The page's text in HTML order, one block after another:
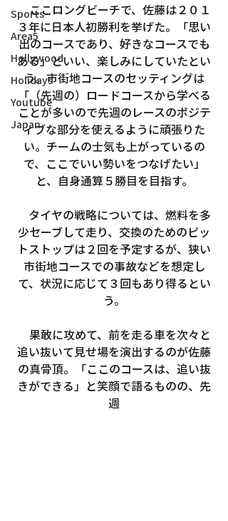
Sports
Area5
Hollywood
Holidays
Youtube
Japan
ここロングビーチで、佐藤は２０１
３年に日本人初勝利を挙げた。「思い
出のコースであり、好きなコースでも
ある」といい、楽しみにしていたとい
う。市街地コースのセッティングは
「（先週の）ロードコースから学べる
ことが多いので先週のレースのポジテ
ィブな部分を使えるように頑張りた
い。チームの士気も上がっているの
で、ここでいい勢いをつなげたい」
と、自身通算５勝目を目指す。
タイヤの戦略については、燃料を多
少セーブして走り、交換のためのピッ
トストップは２回を予定するが、狭い
市街地コースでの事故などを想定し
て、状況に応じて３回もあり得るとい
う。
果敢に攻めて、前を走る車を次々と
追い抜いて見せ場を演出するのが佐藤
の真骨頂。「ここのコースは、追い抜
きができる」と笑顔で語るものの、先
週